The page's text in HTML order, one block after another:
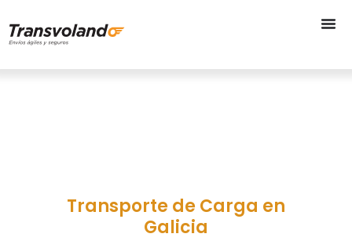
Transporte de Carga en
Galicia